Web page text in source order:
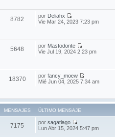
8782 por Deliahx
Vie Mar 24, 2023 7:23 pm
5648 por Mastodonte
Vie Jul 19, 2024 2:23 pm
18370 porfancy_moew
Mié Jun 04, 2025 7:34 am
MENSAJES ÚLTIMO MENSAJE
7175 porsagatiago
Lun Abr 15, 2024 5:47 pm